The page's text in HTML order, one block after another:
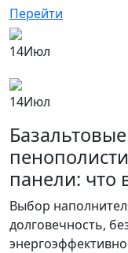
Перейти
14Июл
14Июл
панели: что
Выбор
долговечность,